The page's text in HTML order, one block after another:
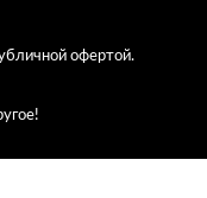
офертой.